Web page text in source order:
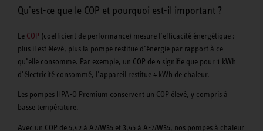
Qu'est-ce que le COP et pourquoi est-il important ?
Le COP (coefficient de performance) mesure l’efficacité énergétique :
plus il est élevé, plus la pompe restitue d’énergie par rapport à ce
qu’elle consomme. Par exemple, un COP de 4 signifie que pour 1 kWh
d’électricité consommé, l’appareil restitue 4 kWh de chaleur.
Les pompes HPA-O Premium conservent un COP élevé, y compris à
basse température.
Avec un COP de 5,42 à A7/W35 et 3,45 à A-7/W35, nos pompes à chaleur